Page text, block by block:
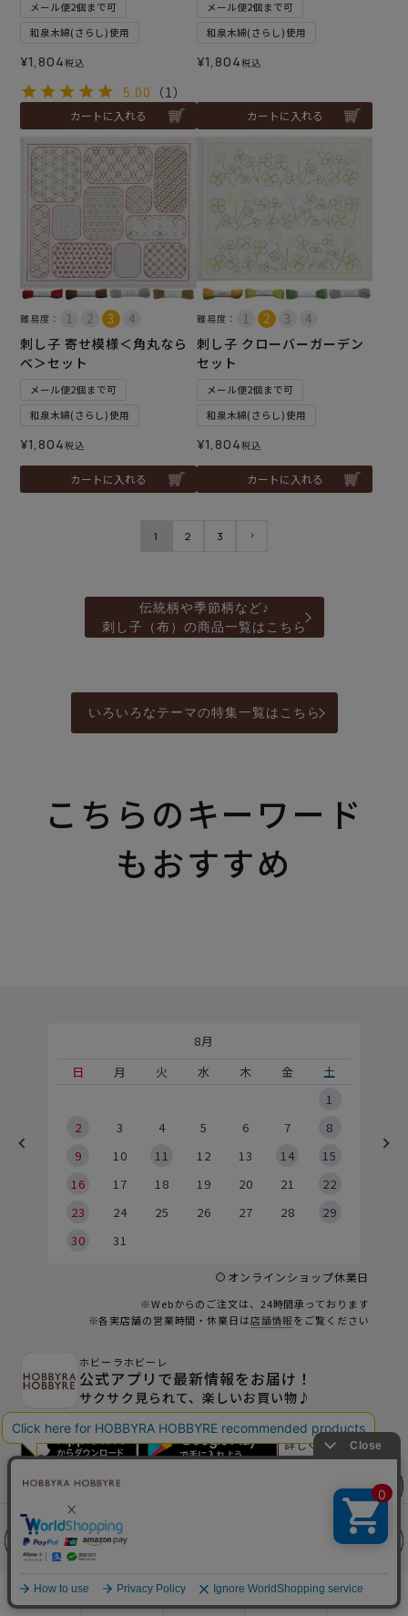
商品を探す 手芸を学ぶ ガイド 店舗情報 ログイン
前に戻る
フェア
メール便2個まで可
和泉木綿(さらし)使用
¥1,804税込
5.00 （1）
カートに入れる
メール便2個まで可
和泉木綿(さらし)使用
¥1,804税込
カートに入れる
難易度：
刺し子 寄せ模様＜角丸なら
べ＞セット
メール便2個まで可
和泉木綿(さらし)使用
¥1,804税込
カートに入れる
難易度：
刺し子 クローバーガーデン
セット
メール便2個まで可
和泉木綿(さらし)使用
¥1,804税込
カートに入れる
1 2 3
伝統柄や季節柄など♪
刺し子（布）の商品一覧はこちら
いろいろなテーマの特集一覧はこちら
こちらのキーワード
もおすすめ
前に戻る
フェア
8月
日
月 火 水 木 金
土
1
2
3 4 5 6 7
8
9
10 11 12 13 14
15
16
17 18 19 20 21
22
23
24 25 26 27 28
29
30
31
オンラインショップ休業日
※Webからのご注文は、24時間承っております
※各実店舗の営業時間・休業日は店舗情報をご覧ください
ホビーラホビーレ
公式アプリで最新情報をお届け！
サクサク見られて、楽しいお買い物♪
詳しくはこちら
お買い物ガイド
お問い合わせ - よくあるご質問